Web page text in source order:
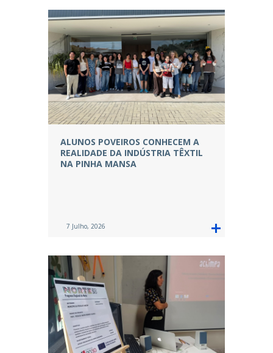
ALUNOS POVEIROS CONHECEM A
REALIDADE DA INDÚSTRIA TÊXTIL
NA PINHA MANSA
7 Julho, 2026